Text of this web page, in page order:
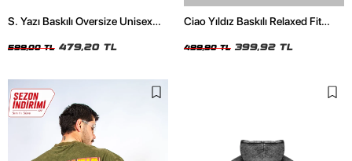
S. Yazı Baskılı Oversize Unisex
599,00 TL 479,20 TL
Ciao Yıldız Baskılı Relaxed Fit
499,90 TL 399,92 TL